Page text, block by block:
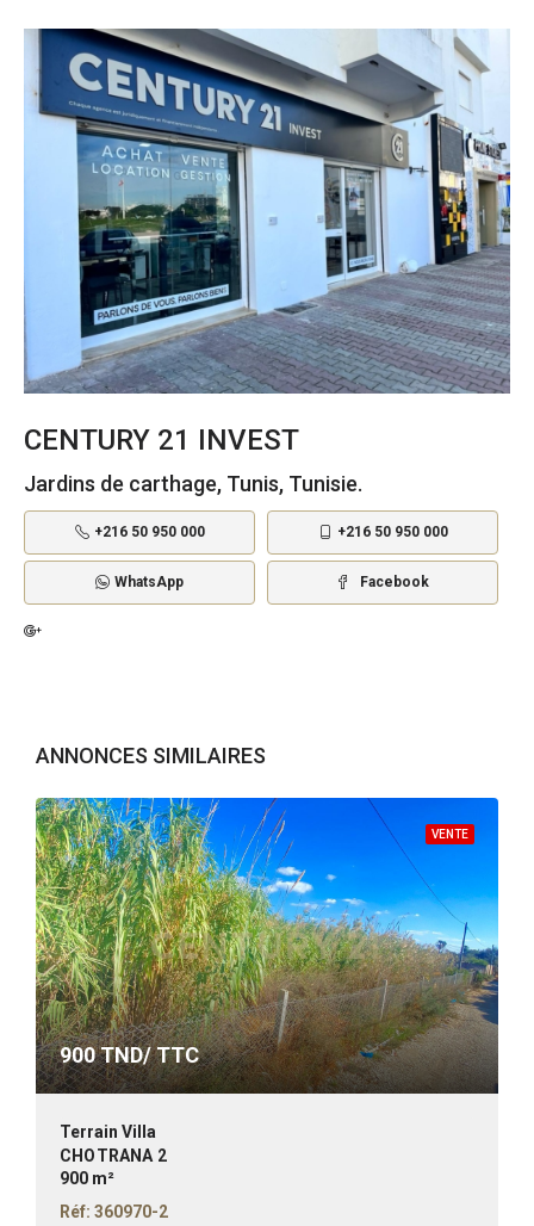
CENTURY 21 INVEST
Jardins de carthage, Tunis, Tunisie.
+216 50 950 000 +216 50 950 000
WhatsApp Facebook
ANNONCES SIMILAIRES
VENTE
900TND/ TTC
Terrain Villa
CHOTRANA 2
900 m²
Réf: 360970-2